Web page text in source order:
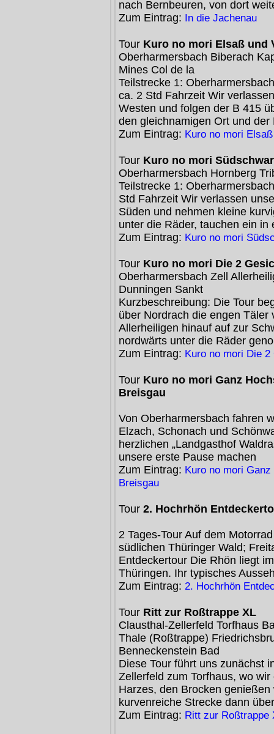
nach Bernbeuren, von dort
Zum Eintrag: In die Jachenau
Tour Kuro no mori Elsaß und
Oberharmersbach Biberach
Mines Col de la
Teilstrecke 1:
ca. 2 Std Fahrzeit Wir
Westen und folgen der B 415
den gleichnamigen Ort und der
Zum Eintrag: Kuro no mori
Tour Kuro no mori
Oberharmersbach Hornberg
Teilstrecke 1:
Std Fahrzeit Wir verlassen
Süden und nehmen kleine
unter die Räder, tauchen ein in
Zum Eintrag: Kuro no mori
Tour Kuro no mori Die 2
Oberharmersbach Zell
Dunningen Sankt
Kurzbeschreibung: Die Tour
über Nordrach die engen
Allerheiligen hinauf auf zur
nordwärts unter die Räder
Zum Eintrag: Kuro no mori Die
Tour Kuro no mori Ganz
Breisgau
Von Oberharmersbach fahren
Elzach, Schonach und
herzlichen „Landgasthof
unsere erste Pause machen
Zum Eintrag: Kuro no mori
Breisgau
Tour 2. Hochrhön
2 Tages-Tour Auf dem
südlichen Thüringer Wald;
Entdeckertour Die Rhön liegt
Thüringen. Ihr typisches
Zum Eintrag: 2. Hochrhön
Tour Ritt zur Roßtrappe XL
Clausthal-Zellerfeld Torfhaus
Thale (Roßtrappe)
Benneckenstein Bad
Diese Tour führt uns zunächst
Zellerfeld zum Torfhaus, wo
Harzes, den Brocken
kurvenreiche Strecke dann
Zum Eintrag: Ritt zur Roßtrappe